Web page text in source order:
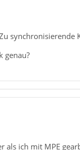
genau?
als ich mit MPE